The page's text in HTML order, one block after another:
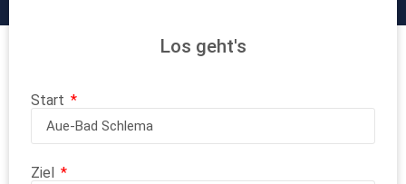
Los geht's
Start
Ziel